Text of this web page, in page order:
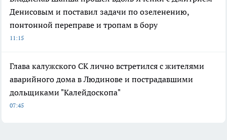
Денисовым и поставил задачи по озеленению,
понтонной переправе и тропам в бору
11:15
Глава калужского СК лично встретился с жителями
аварийного дома в Людинове и пострадавшими
дольщиками "Калейдоскопа"
07:45